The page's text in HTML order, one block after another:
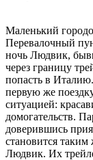
Маленький
Перевалочный
ночь Людвик,
через границу
попасть в
первую же
ситуацией:
домогательств.
доверившись
становится
Людвик. Их